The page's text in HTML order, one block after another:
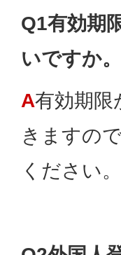
Q1有効期
いですか。
A有効期限
きますの
ください。